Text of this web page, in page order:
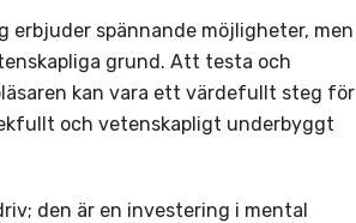
spännande möjligheter, men
grund. Att testa och
kan vara ett värdefullt steg för
och vetenskapligt underbyggt
den är en investering i mental